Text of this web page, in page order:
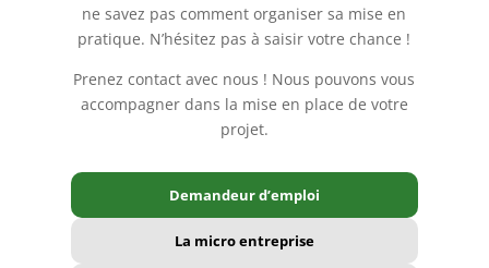
ne savez pas comment organiser sa mise en
pratique. N’hésitez pas à saisir votre chance !
Prenez contact avec nous ! Nous pouvons vous
accompagner dans la mise en place de votre
projet.
Demandeur d’emploi
La micro entreprise